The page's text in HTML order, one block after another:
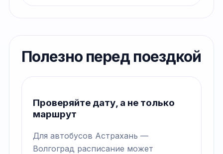
Полезно перед поездкой
Проверяйте дату, а не только
маршрут
Для автобусов Астрахань —
Волгоград расписание может